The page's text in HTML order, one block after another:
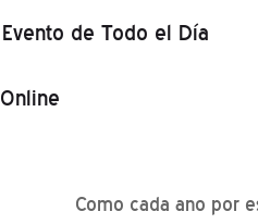
Evento de Todo el Día
Online
Como cada ano por